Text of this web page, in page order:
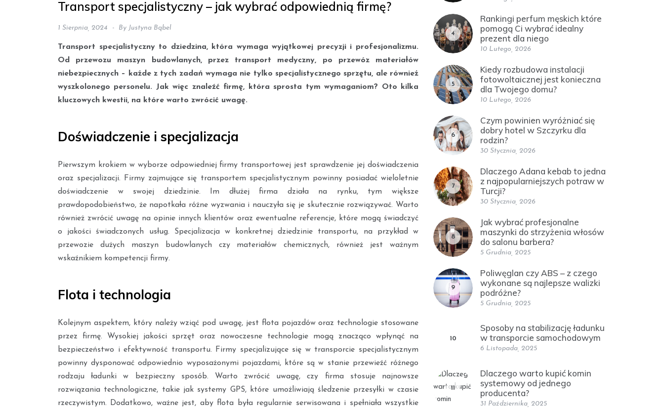
Transport specjalistyczny – jak wybrać odpowiednią firmę?
1 Sierpnia, 2024 By Justyna Bąbel
Transport specjalistyczny to dziedzina, która wymaga wyjątkowej precyzji i profesjonalizmu.
Od przewozu maszyn budowlanych, przez transport medyczny, po przewóz materiałów
niebezpiecznych – każde z tych zadań wymaga nie tylko specjalistycznego sprzętu, ale również
wyszkolonego personelu. Jak więc znaleźć firmę, która sprosta tym wymaganiom? Oto kilka
kluczowych kwestii, na które warto zwrócić uwagę.
Doświadczenie i specjalizacja
Pierwszym krokiem w wyborze odpowiedniej firmy transportowej jest sprawdzenie jej doświadczenia
oraz specjalizacji. Firmy zajmujące się transportem specjalistycznym powinny posiadać wieloletnie
doświadczenie w swojej dziedzinie. Im dłużej firma działa na rynku, tym większe
prawdopodobieństwo, że napotkała różne wyzwania i nauczyła się je skutecznie rozwiązywać. Warto
również zwrócić uwagę na opinie innych klientów oraz ewentualne referencje, które mogą świadczyć
o jakości świadczonych usług. Specjalizacja w konkretnej dziedzinie transportu, na przykład w
przewozie dużych maszyn budowlanych czy materiałów chemicznych, również jest ważnym
wskaźnikiem kompetencji firmy.
Flota i technologia
Kolejnym aspektem, który należy wziąć pod uwagę, jest flota pojazdów oraz technologie stosowane
przez firmę. Wysokiej jakości sprzęt oraz nowoczesne technologie mogą znacząco wpłynąć na
bezpieczeństwo i efektywność transportu. Firmy specjalizujące się w transporcie specjalistycznym
powinny dysponować odpowiednio wyposażonymi pojazdami, które są w stanie przewieźć różnego
rodzaju ładunki w bezpieczny sposób. Warto zwrócić uwagę, czy firma stosuje najnowsze
rozwiązania technologiczne, takie jak systemy GPS, które umożliwiają śledzenie przesyłki w czasie
rzeczywistym. Dodatkowo, ważne jest, aby flota była regularnie serwisowana i spełniała wszystkie
4
Rankingi perfum męskich które
pomogą Ci wybrać idealny
prezent dla niego
10 Lutego, 2026
5
Kiedy rozbudowa instalacji
fotowoltaicznej jest konieczna
dla Twojego domu?
10 Lutego, 2026
6
Czym powinien wyróżniać się
dobry hotel w Szczyrku dla
rodzin?
30 Stycznia, 2026
7
Dlaczego Adana kebab to jedna
z najpopularniejszych potraw w
Turcji?
30 Stycznia, 2026
8
Jak wybrać profesjonalne
maszynki do strzyżenia włosów
do salonu barbera?
5 Grudnia, 2025
9
Poliwęglan czy ABS – z czego
wykonane są najlepsze walizki
podróżne?
5 Grudnia, 2025
10
Sposoby na stabilizację ładunku
w transporcie samochodowym
6 Listopada, 2025
11
Dlaczego warto kupić komin
systemowy od jednego
producenta?
31 Października, 2025